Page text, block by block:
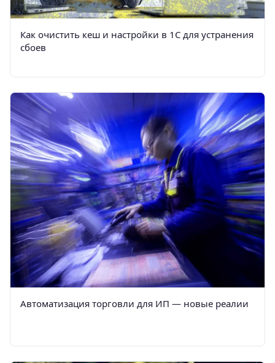
Как очистить кеш и настройки в 1С для устранения
сбоев
Автоматизация торговли для ИП — новые реалии